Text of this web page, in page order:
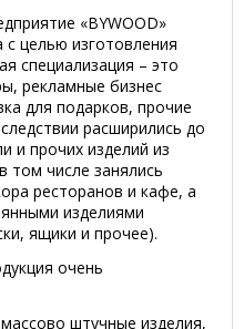
«BYWOOD»
целью изготовления
специализация – это
рекламные бизнес
для подарков, прочие
расширились до
и прочих изделий из
том числе занялись
ресторанов и кафе, а
изделиями
ящики и прочее).
очень
штучные изделия,